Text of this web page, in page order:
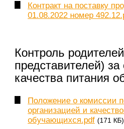
Контракт на поставку
01.08.2022 номер
Контроль
представителей) за
качества питания
Положение о комиссии
организацией и
обучающихся.pdf (171 КБ)